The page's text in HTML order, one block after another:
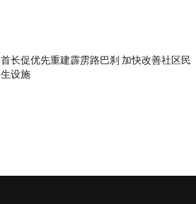
首长促优先重建霹雳路巴刹 加快改善社区民
生设施